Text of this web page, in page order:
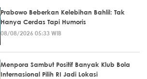
Prabowo Beberkan Kelebihan Bahlil: Tak
Hanya Cerdas Tapi Humoris
08/08/2026 05:33 WIB
Menpora Sambut Positif Banyak Klub Bola
Internasional Pilih RI Jadi Lokasi